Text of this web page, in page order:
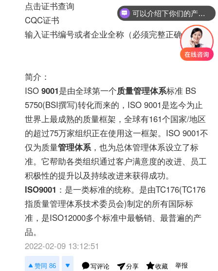
点击证书查询
CQC证书
输入证书编号或者企业全称（必须完整正确）
简介：
ISO9001是由全球第一个质量管理体系标准 BS
5750(BSI撰写)转化而来的，ISO 9001是迄今为止
世界上最成熟的质量框架，全球有161个国家/地区
的超过75万家组织正在使用这一框架。ISO 9001不
仅为质量管理体系，也为总体管理体系设立了标
准。它帮助各类组织通过客户满意度的改进、员工
积极性的提升以及持续改进来获得成功。
ISO9001 ：是一类标准的统称。是由TC176(TC176
指质量管理体系技术委员会)制定的所有国际标
准，是ISO12000多个标准中最畅销、最普遍的产
品。
2022-02-09 13:12:51
赞同 86 写评论 分享 收藏 举报
可以介绍下你们的产品么？